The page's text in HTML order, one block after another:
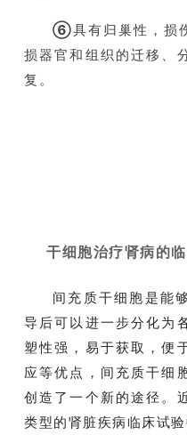
首
页
⑥具有归巢性，损
损器官和组织的迁移、
复。
干细胞治疗肾病的
间充质干细胞是能
导后可以进一步分化为
塑性强，易于获取，便
应等优点，间充质干细
创造了一个新的途径。
类型的肾脏疾病临床试